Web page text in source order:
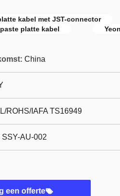
kabel met JST-connector
platte kabel
China
ROHS/IAFA TS16949
SSY-AU-002
een offerte